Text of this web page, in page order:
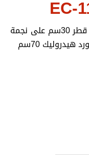
كرسي طبيب انتجرال قاعدة دائرية قطر 30سم على نجمة
70سم